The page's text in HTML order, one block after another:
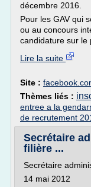
décembre 2016.
Pour les GAV qui
ou au concours
candidature sur le
Lire la suite
Site :
Thèmes liés :
entree a la
de recrutement
Secrétaire
filière ...
Secrétaire
14 mai 2012